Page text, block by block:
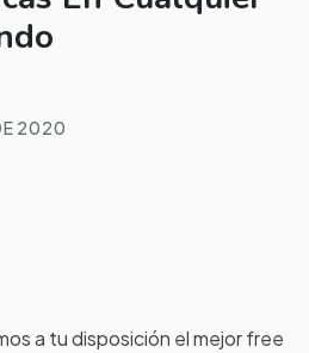
2020
a tu disposición el mejor free